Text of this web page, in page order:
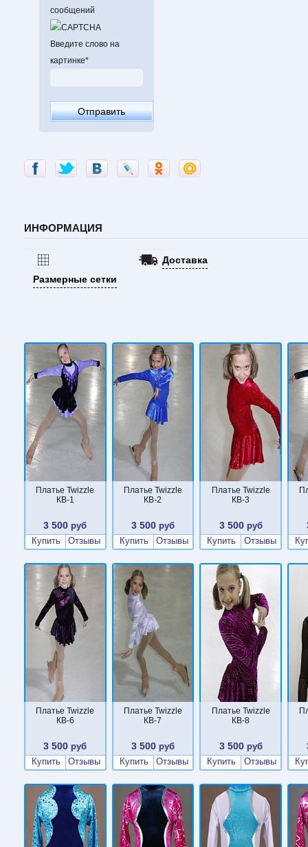
сообщений
Введите слово на
картинке*
ИНФОРМАЦИЯ
Размерные сетки
Доставка
Платье Twizzle
КВ-1
3 500 руб
Купить
Отзывы
Платье Twizzle
КВ-2
3 500 руб
Купить
Отзывы
Платье Twizzle
КВ-3
3 500руб
Купить
Отзывы
Платье Twizzle
КВ-6
3 500 руб
Купить
Отзывы
Платье Twizzle
КВ-7
3 500 руб
Купить
Отзывы
Платье Twizzle
КВ-8
3 500руб
Купить
Отзывы